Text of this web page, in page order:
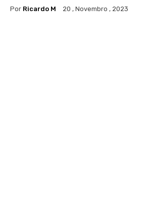
Por Ricardo M 20 , Novembro , 2023